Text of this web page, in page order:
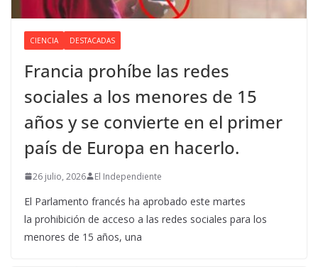
CIENCIA DESTACADAS
Francia prohíbe las redes
sociales a los menores de 15
años y se convierte en el primer
país de Europa en hacerlo.
26 julio, 2026 El Independiente
El Parlamento francés ha aprobado este martes
la prohibición de acceso a las redes sociales para los
menores de 15 años, una